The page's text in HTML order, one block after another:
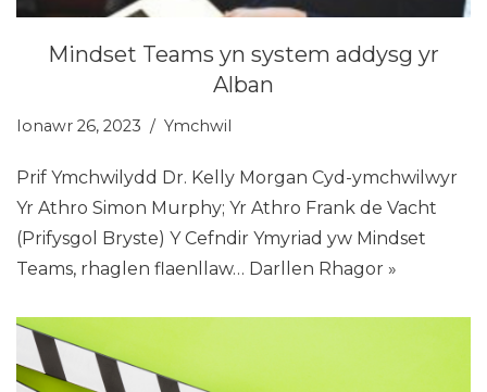
Mindset Teams yn system addysg yr
Alban
Ionawr 26, 2023 Ymchwil
Prif Ymchwilydd Dr. Kelly Morgan Cyd-ymchwilwyr
Yr Athro Simon Murphy; Yr Athro Frank de Vacht
(Prifysgol Bryste) Y Cefndir Ymyriad yw Mindset
Teams, rhaglen flaenllaw… Darllen Rhagor »